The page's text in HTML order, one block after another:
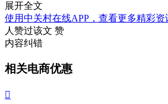
展开全文
使用中关村在线APP，查看更多精彩资
人赞过该文 赞
内容纠错
相关电商优惠
